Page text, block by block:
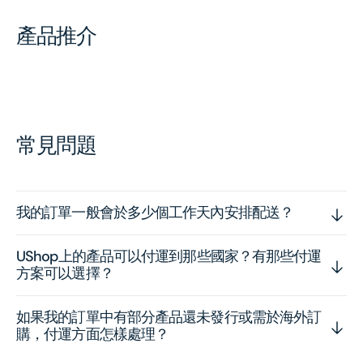
產品推介
常見問題
我的訂單一般會於多少個工作天內安排配送？
UShop上的產品可以付運到那些國家？有那些付運
方案可以選擇？
如果我的訂單中有部分產品還未發行或需於海外訂
購，付運方面怎樣處理？